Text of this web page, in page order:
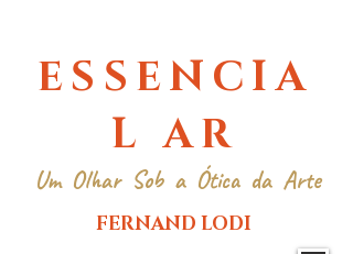
ESSENCIA
L AR
Um Olhar Sob a Ótica da Arte
FERNAND LODI